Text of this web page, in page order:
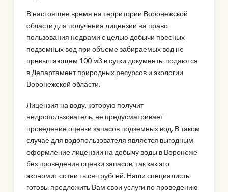
В настоящее время на территории Воронежской
области для получения лицензии на право
пользования недрами с целью добычи пресных
подземных вод при объеме забираемых вод не
превышающем 100 м3 в сутки документы подаются
в Департамент природных ресурсов и экологии
Воронежской области.
Лицензия на воду, которую получит
недропользователь, не предусматривает
проведение оценки запасов подземных вод. В таком
случае для водопользователя является выгодным
оформление лицензии на добычу воды в Воронеже
без проведения оценки запасов, так как это
экономит сотни тысяч рублей. Наши специалисты
готовы предложить Вам свои услуги по проведению